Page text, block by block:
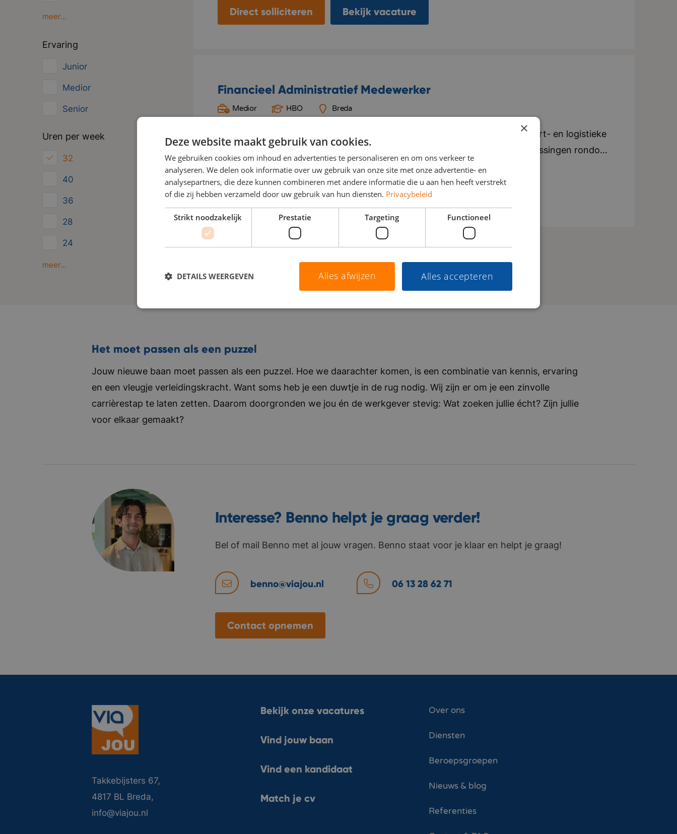
Moerdijk
meer...
Ervaring
Junior
Medior
Senior
Uren per week
32
40
36
28
24
Minder dan 24
meer...
en een logistiekcentrum in Rijen en maken ook een internationale groei door. Duurzaamheid
ongeveer 150 medewerkers. Het is meer dan alleen stoelen en tafels verkopen; er worden
Dynamisch, Resultaatgericht, Creatief.
Direct solliciteren Bekijk vacature
Financieel Administratief Medewerker
Medior HBO Breda
Onze opdrachtgever is een internationale dienstverlener binnen de transport- en logistieke
sector. Het bedrijf ondersteunt transporteurs met slimme en efficiënte oplossingen rondom
brandstof, tol en administratieve processen. Met de hun speciale kaart kunnen klanten
voordelig tanken binnen een uitgebreid Europees netwerk van duizenden tankstations. Ze
onderscheiden zich door persoonlijke service, flexibiliteit en een sterke focus op gemak en
efficiëntie. De organisatie werkt nauw samen met internationale transportbedrijven, van
zelfstandige chauffeurs tot grote fleetowners, en helpt hen dagelijks om hun operatie
soepel en kostenefficiënt te laten verlopen. Bedrijf in vijf woorden: transparant, ambitieus,
internationaal, gedreven, ondernemend
Direct solliciteren Bekijk vacature
Het moet passen als een puzzel
Jouw nieuwe baan moet passen als een puzzel. Hoe we daarachter komen, is een combinatie van kennis, ervaring
en een vleugje verleidingskracht. Want soms heb je een duwtje in de rug nodig. Wij zijn er om je een zinvolle
carrièrestap te laten zetten. Daarom doorgronden we jou én de werkgever stevig: Wat zoeken jullie écht? Zijn jullie
voor elkaar gemaakt?
Interesse? Benno helpt je graag verder!
Bel of mail Benno met al jouw vragen. Benno staat voor je klaar en helpt je graag!
benno@viajou.nl 06 13 28 62 71
Contact opnemen
Takkebijsters 67,
4817 BL Breda,
info@viajou.nl
Bekijk onze vacatures
Vind jouw baan
Vind een kandidaat
Match je cv
Over ons
Diensten
Beroepsgroepen
Nieuws & blog
Referenties
×
Deze website maakt gebruik van cookies.
We gebruiken cookies om inhoud en advertenties te personaliseren en om ons verkeer te
analyseren. We delen ook informatie over uw gebruik van onze site met onze advertentie- en
analysepartners, die deze kunnen combineren met andere informatie die u aan hen heeft verstrekt
of die zij hebben verzameld door uw gebruik van hun diensten. Privacybeleid
Strikt noodzakelijk Prestatie Targeting Functioneel
Alles accepteren
Alles afwijzen
DETAILS WEERGEVEN